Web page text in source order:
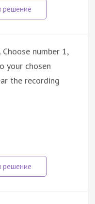
number 1,
your chosen
the recording